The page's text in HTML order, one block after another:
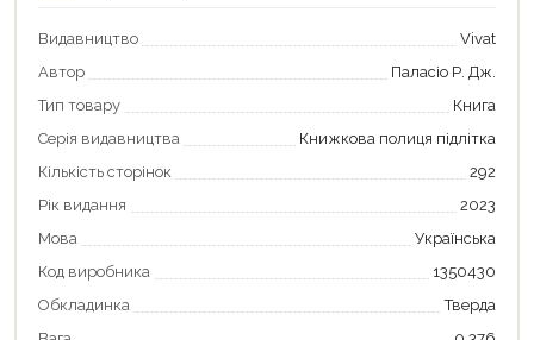
Видавництво
Vivat
Автор
Паласіо Р. Дж.
Тип товару
Книга
Серія видавництва
Книжкова полиця підлітка
Кількість сторінок
292
Рік видання
2023
Мова
Українська
Код виробника
1350430
Обкладинка
Тверда